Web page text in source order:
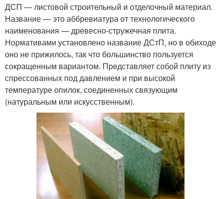
ДСП — листовой строительный и отделочный материал.
Название — это аббревиатура от технологического
наименования — древесно-стружечная плита.
Нормативами установлено название ДСтП, но в обиходе
оно не прижилось, так что большинство пользуется
сокращенным вариантом. Представляет собой плиту из
спрессованных под давлением и при высокой
температуре опилок, соединенных связующим
(натуральным или искусственным).